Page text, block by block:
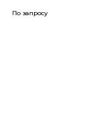
По запросу